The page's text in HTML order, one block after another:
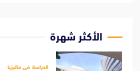
الأكثر شهرة
الدراسة فى ماليزيا